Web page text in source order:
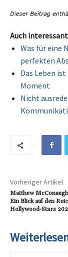
Auch
Was für eine
perfekten
Das Leben
Moment
Nicht
Vorheriger Artikel
Matthew
Ein Blick auf den
Hollywood-Stars